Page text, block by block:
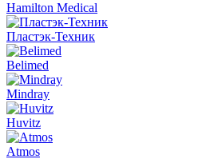
Hamilton Medical
Пластэк-Техник
Belimed
Mindray
Huvitz
Atmos